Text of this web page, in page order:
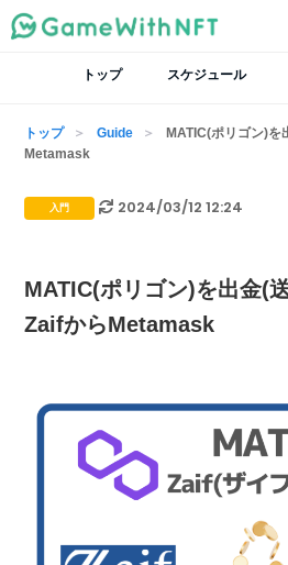
トップ スケジュール
トップ Guide
MATIC(ポリゴン)を
Metamask
入門 2024/03/12 12:24
MATIC(ポリゴン)を出金(
ZaifからMetamask